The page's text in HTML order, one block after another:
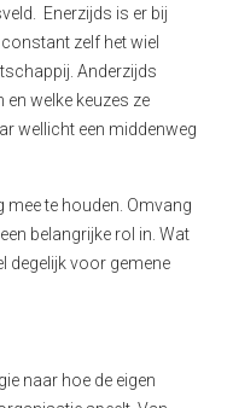
Enerzijds is er bij
zelf het wiel
Anderzijds
welke keuzes ze
wellicht een middenweg
mee te houden. Omvang
belangrijke rol in. Wat
degelijk voor gemene
naar hoe de eigen